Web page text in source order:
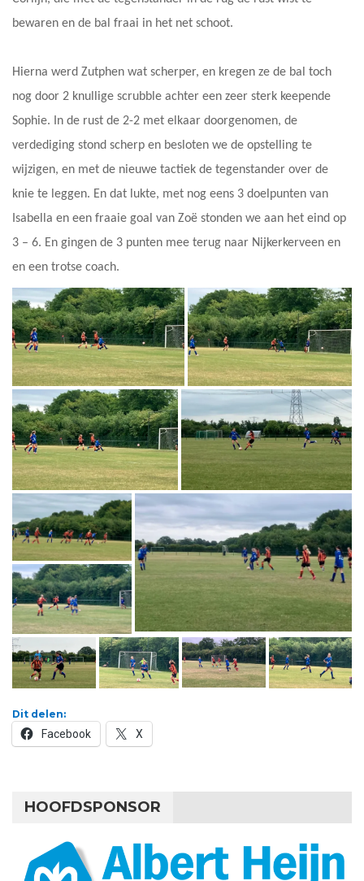
bewaren en de bal fraai in het net schoot.
Hierna werd Zutphen wat scherper, en kregen ze de bal toch
nog door 2 knullige scrubble achter een zeer sterk keepende
Sophie. In de rust de 2-2 met elkaar doorgenomen, de
verdediging stond scherp en besloten we de opstelling te
wijzigen, en met de nieuwe tactiek de tegenstander over de
knie te leggen. En dat lukte, met nog eens 3 doelpunten van
Isabella en een fraaie goal van Zoë stonden we aan het eind op
3 – 6. En gingen de 3 punten mee terug naar Nijkerkerveen en
en een trotse coach.
Dit delen:
Facebook X
HOOFDSPONSOR